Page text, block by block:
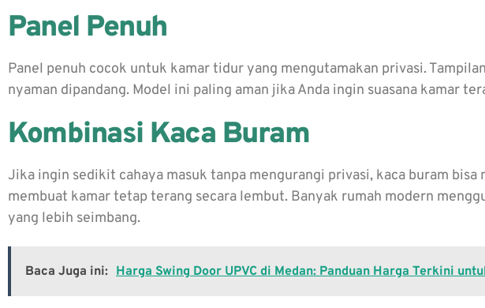
Panel Penuh
Panel penuh cocok untuk kamar tidur yang mengutamakan privasi.
nyaman dipandang. Model ini paling aman jika Anda ingin suasana kamar
Kombinasi Kaca Buram
Jika ingin sedikit cahaya masuk tanpa mengurangi privasi, kaca buram bisa
membuat kamar tetap terang secara lembut. Banyak rumah modern
yang lebih seimbang.
Baca Juga ini: Harga Swing Door UPVC di Medan: Panduan Harga Terkini